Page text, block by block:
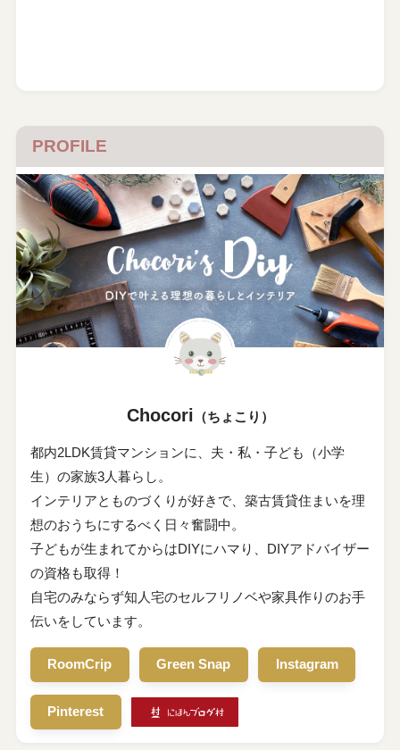
PROFILE
Chocori （ちょこり）
都内2LDK賃貸マンションに、夫・私・子ども（小学
生）の家族3人暮らし。
インテリアとものづくりが好きで、築古賃貸住まいを理
想のおうちにするべく日々奮闘中。
子どもが生まれてからはDIYにハマり、DIYアドバイザー
の資格も取得！
自宅のみならず知人宅のセルフリノベや家具作りのお手
伝いをしています。
RoomCrip Green Snap Instagram
Pinterest